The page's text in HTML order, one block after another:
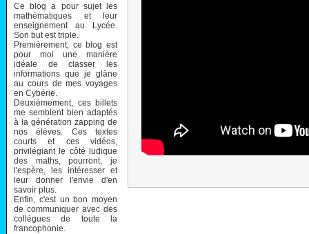
Ce blog a pour sujet les
mathématiques et leur
enseignement au Lycée.
Son but est triple.
Premièrement, ce blog est
pour moi une manière
idéale de classer les
informations que je glâne
au cours de mes voyages
en Cybérie.
Deuxièmement, ces billets
me semblent bien adaptés
à la génération zapping de
nos élèves. Ces textes
courts et ces vidéos,
privilégiant le côté ludique
des maths, pourront, je
l'espère, les intéresser et
leur donner l'envie d'en
savoir plus.
Enfin, c'est un bon moyen
de communiquer avec des
collègues de toute la
francophonie.